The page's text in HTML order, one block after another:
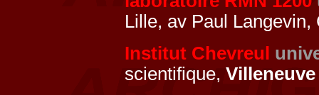
Lille, av Paul
Institut Chevreul
scientifique,